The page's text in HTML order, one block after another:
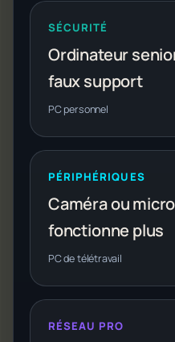
SÉCURITÉ
Ordinateur
faux support
PC personnel
PÉRIPHÉRIQUES
Caméra ou
fonctionne plus
PC de télétravail
RÉSEAU PRO